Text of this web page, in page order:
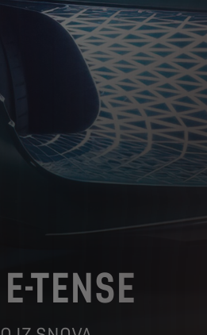
TENSE